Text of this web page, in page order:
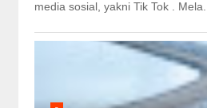
media sosial, yakni Tik Tok . Mela...